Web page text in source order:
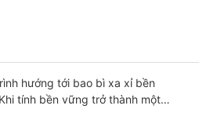
hướng tới bao bì xa xỉ bền
tính bền vững trở thành một